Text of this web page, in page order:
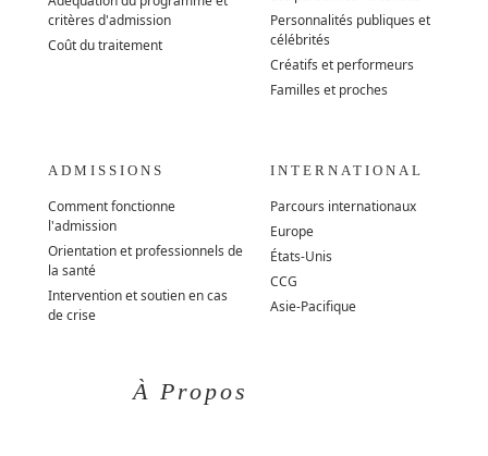
critères d'admission
Coût du traitement
Personnalités publiques et
célébrités
Créatifs et performeurs
Familles et proches
ADMISSIONS
Comment fonctionne
l'admission
Orientation et professionnels de
la santé
Intervention et soutien en cas
de crise
INTERNATIONAL
Parcours internationaux
Europe
États-Unis
CCG
Asie-Pacifique
À Propos